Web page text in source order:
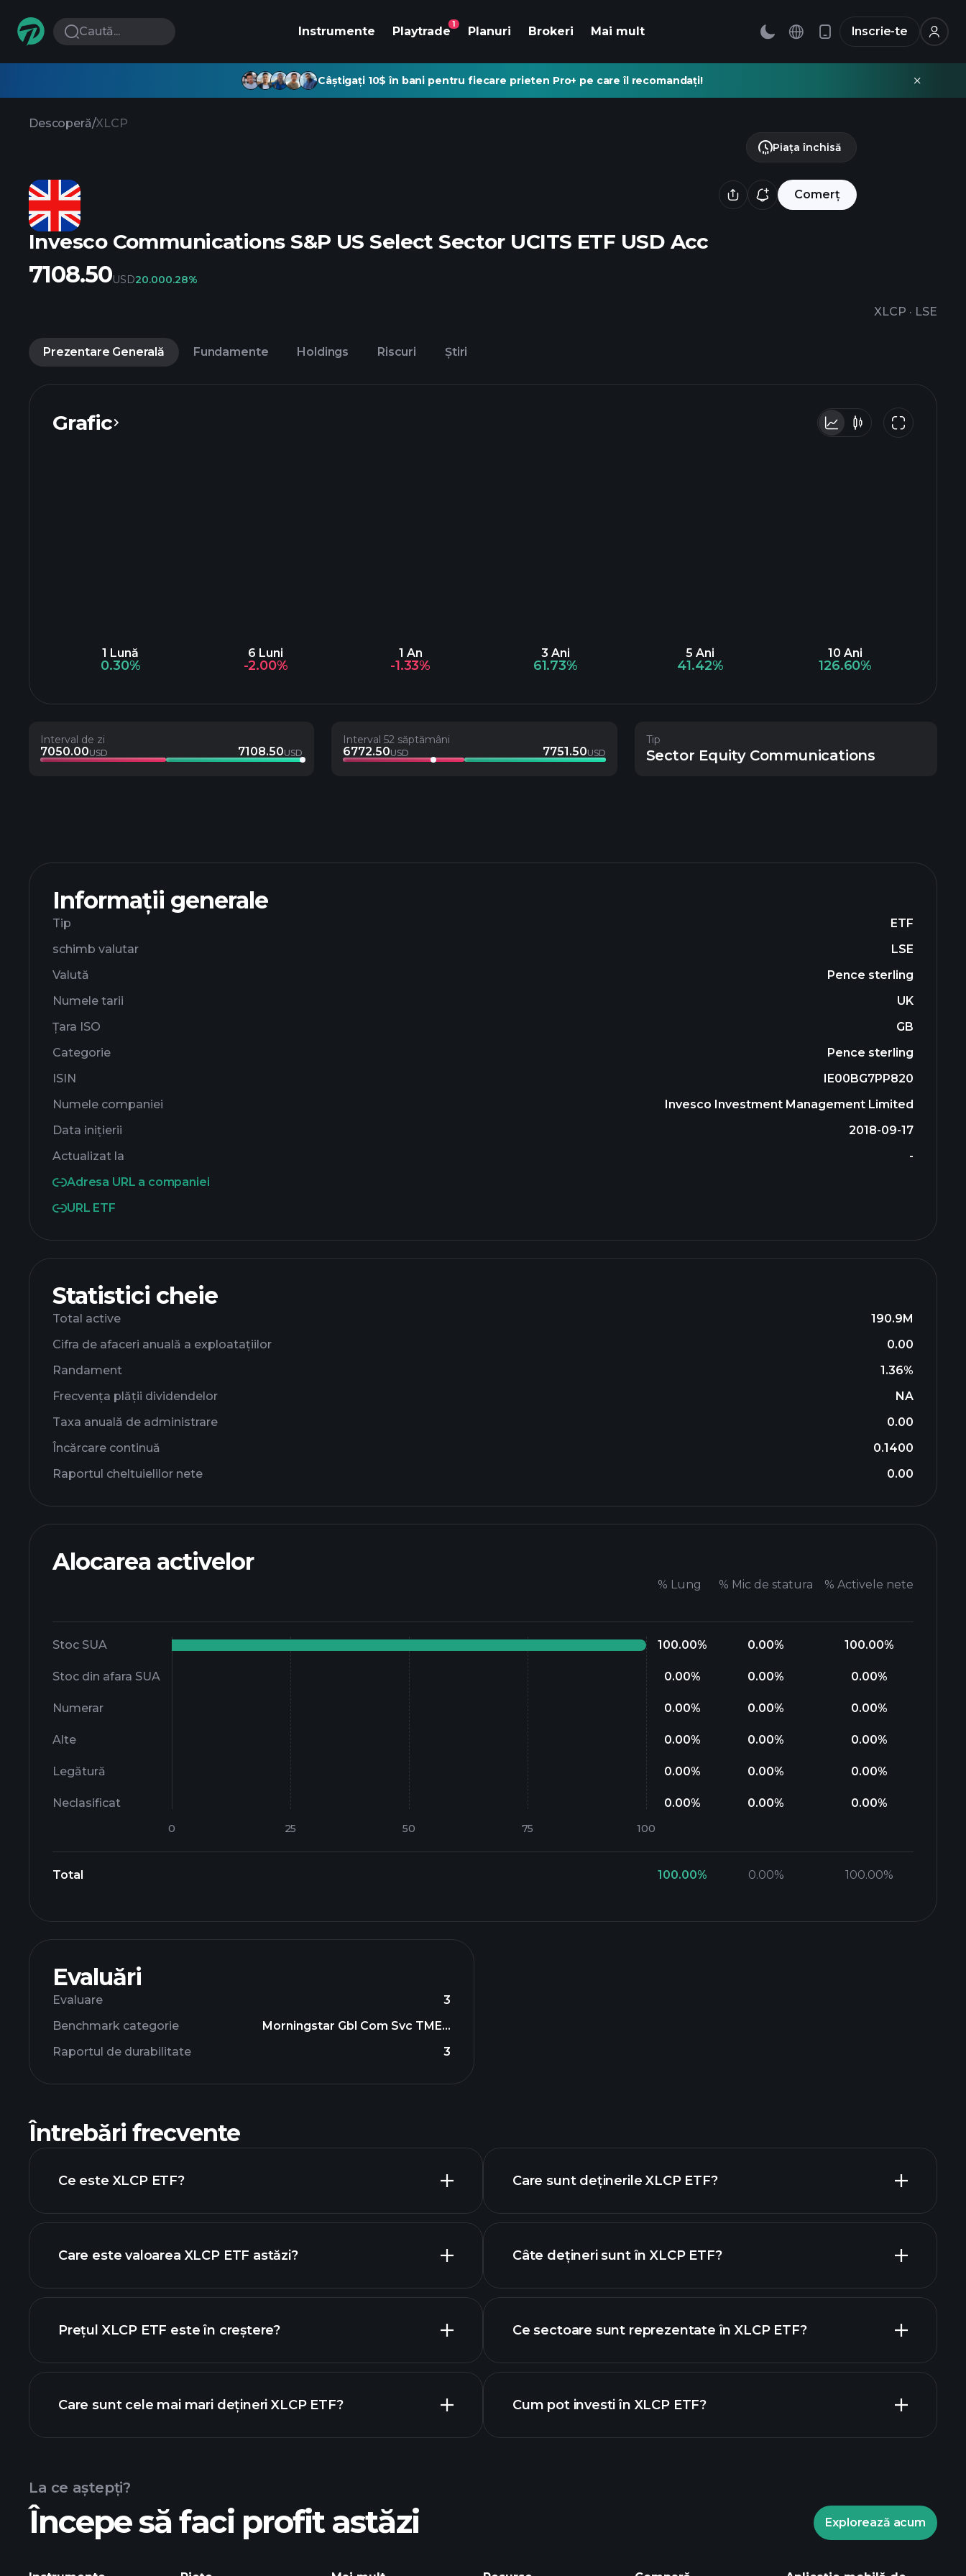
Caută... Instrumente Playtrade
1
Planuri Brokeri Mai mult Inscrie-te
Câștigați 10$ în bani pentru fiecare prieten Pro+ pe care îl recomandați!
Descoperă/XLCP
Comerț
Invesco Communications S&P US Select Sector UCITS ETF USD Acc
XLCP · LSE
Piața închisă
7108.50USD20.000.28%
Prezentare Generală Fundamente Holdings Riscuri Știri
Grafic
1 Lună
0.30%
6 Luni
-2.00%
1 An
-1.33%
3 Ani
61.73%
5 Ani
41.42%
10 Ani
126.60%
Interval de zi
7050.00USD 7108.50USD
Interval 52 săptămâni
6772.50USD 7751.50USD
Tip
Sector Equity Communications
Informații generale
Tip
ETF
schimb valutar
LSE
Valută
Pence sterling
Numele tarii
UK
Țara ISO
GB
Categorie
Pence sterling
ISIN
IE00BG7PP820
Numele companiei
Invesco Investment Management Limited
Data inițierii
2018-09-17
Actualizat la
-
Adresa URL a companiei
URL ETF
Statistici cheie
Total active
190.9M
Cifra de afaceri anuală a exploatațiilor
0.00
Randament
1.36%
Frecvența plății dividendelor
NA
Taxa anuală de administrare
0.00
Încărcare continuă
0.1400
Raportul cheltuielilor nete
0.00
Alocarea activelor
% Lung % Mic de statura % Activele nete
Stoc SUA 100.00% 0.00% 100.00%
Stoc din afara SUA 0.00% 0.00% 0.00%
Numerar 0.00% 0.00% 0.00%
Alte 0.00% 0.00% 0.00%
Legătură 0.00% 0.00% 0.00%
Neclasificat 0.00% 0.00% 0.00%
Total 100.00% 0.00% 100.00%
Evaluări
Evaluare
3
Benchmark categorie
Morningstar Gbl Com Svc TME...
Raportul de durabilitate
3
Întrebări frecvente
Ce este XLCP ETF?
Care este valoarea XLCP ETF astăzi?
graficul avansat
Prețul XLCP ETF este în creștere?
chart
Care sunt cele mai mari dețineri XLCP ETF?
holdings
Care sunt deținerile XLCP ETF?
Câte dețineri sunt în XLCP ETF?
holdings
Ce sectoare sunt reprezentate în XLCP ETF?
Cum pot investi în XLCP ETF?
La ce aștepți?
Începe să faci profit astăzi Explorează acum